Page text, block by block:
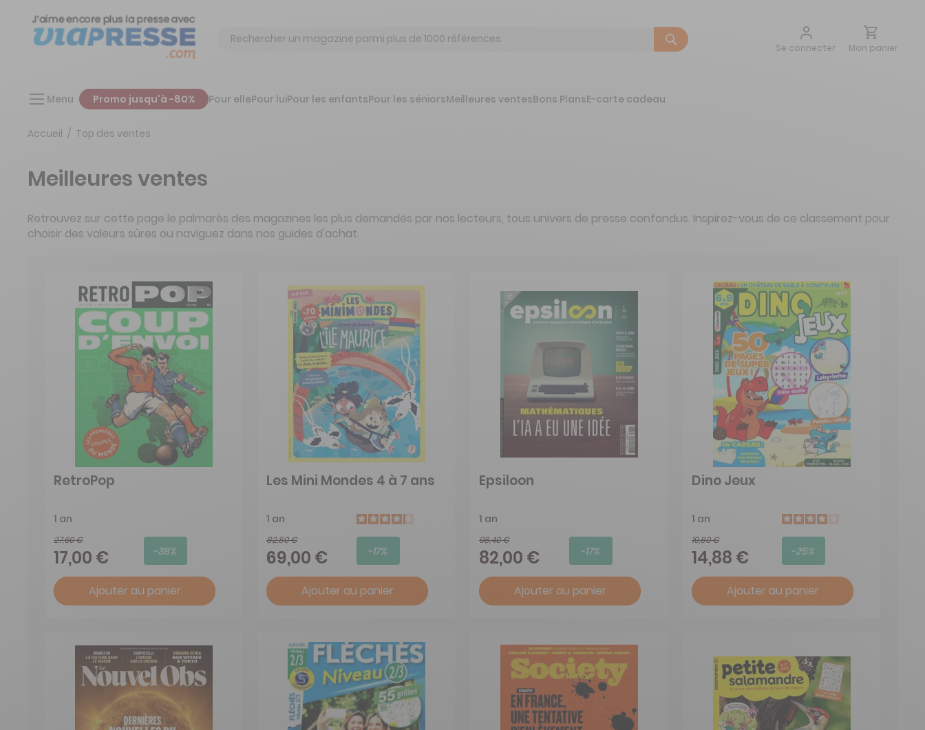
Chercher
Se connecter
Aller
Mon panier
Menu Promo jusqu'à -80% Pour ellePour luiPour les enfantsPour les séniorsMeilleures ventesBons PlansE-carte cadeau
Accueil Top des ventes
Meilleures ventes
Retrouvez sur cette page le palmarès des magazines les plus demandés par nos lecteurs, tous univers de presse confondus. Inspirez-vous de ce classement pour
choisir des valeurs sûres ou naviguez dans nos guides d'achat.
RetroPop
1 an
27,60 €
17,00 € -38%
Ajouter au panier
Les Mini Mondes 4 à 7 ans
1 an
82,80 €
69,00 € -17%
Ajouter au panier
Epsiloon
1 an
98,40 €
82,00 € -17%
Ajouter au panier
Dino Jeux
1 an
19,80 €
14,88 € -25%
Ajouter au panier